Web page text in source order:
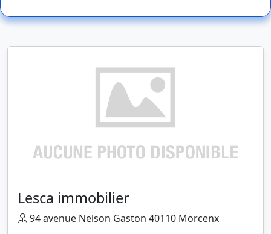
Lesca immobilier
94 avenue Nelson Gaston 40110 Morcenx